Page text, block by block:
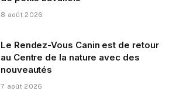
8 août 2026
Le Rendez-Vous Canin est de retour
au Centre de la nature avec des
nouveautés
7 août 2026